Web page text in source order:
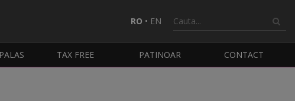
RO • EN
TAX FREE PATINOAR CONTACT